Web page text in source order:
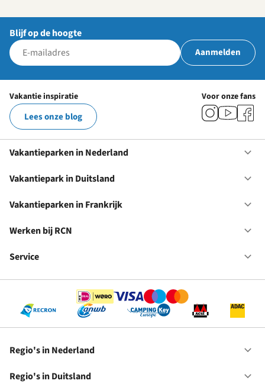
Blijf op de hoogte
Aanmelden
Vakantie inspiratie
Lees onze blog
Voor onze fans
Vakantieparken in Nederland
Vakantiepark in Duitsland
Vakantieparken in Frankrijk
Werken bij RCN
Service
Regio's in Nederland
Regio's in Duitsland